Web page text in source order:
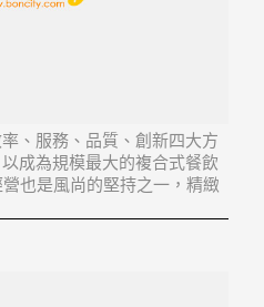
、服務、品質、創新四大方
成為規模最大的複合式餐飲
也是風尚的堅持之一，精緻